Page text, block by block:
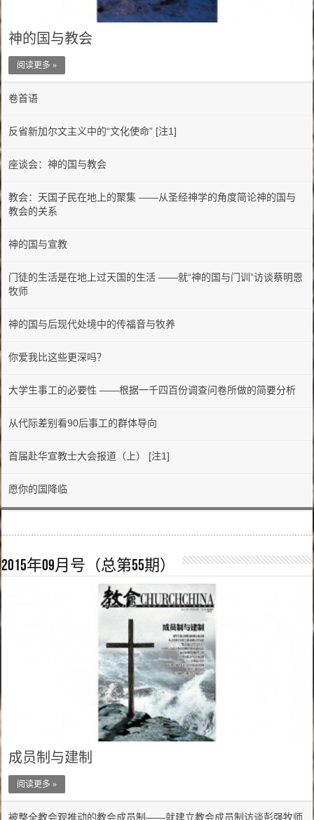
神的国与教会
阅读更多 »
卷首语
反省新加尔文主义中的“文化使命” [注1]
座谈会：神的国与教会
教会：天国子民在地上的聚集 ——从圣经神学的角度简论神的国与
教会的关系
神的国与宣教
门徒的生活是在地上过天国的生活 ——就“神的国与门训”访谈蔡明恩
牧师
神的国与后现代处境中的传福音与牧养
你爱我比这些更深吗？
大学生事工的必要性 ——根据一千四百份调查问卷所做的简要分析
从代际差别看90后事工的群体导向
首届赴华宣教士大会报道（上） [注1]
愿你的国降临
2015年09月号（总第55期）
成员制与建制
阅读更多 »
被整全教会观推动的教会成员制——就建立教会成员制访谈彭强牧师